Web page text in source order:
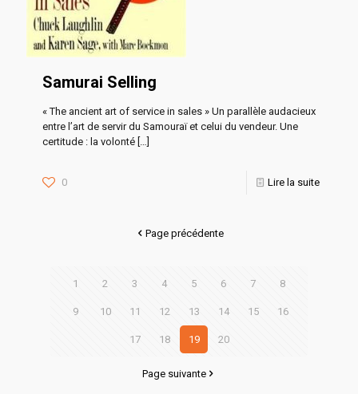
Samurai Selling
« The ancient art of service in sales » Un parallèle audacieux
entre l’art de servir du Samouraï et celui du vendeur. Une
certitude : la volonté […]
0 Lire la suite
Page précédente
1 2 3 4 5 6 7 8
9 10 11 12 13 14 15 16
17 18 19 20
Page suivante